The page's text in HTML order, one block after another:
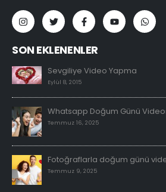
SON EKLENENLER
Sevgiliye Video Yapma
Eylül 8, 2015
Whatsapp Doğum Günü
Temmuz 16, 2025
Fotoğraflarla doğum günü
Temmuz 9, 2025